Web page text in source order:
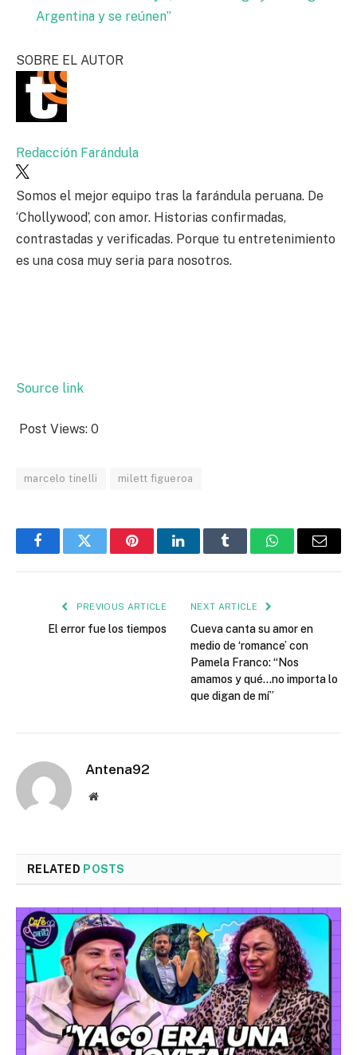
Argentina y se reúnen”
SOBRE EL AUTOR
Redacción Farándula
Somos el mejor equipo tras la farándula peruana. De
‘Chollywood’, con amor. Historias confirmadas,
contrastadas y verificadas. Porque tu entretenimiento
es una cosa muy seria para nosotros.
Source link
Post Views: 0
marcelo tinelli milett figueroa
FacebookTwitter PinterestLinkedInTumblr WhatsAppEmail
PREVIOUS ARTICLE
El error fue los tiempos
NEXT ARTICLE
Cueva canta su amor en
medio de ‘romance’ con
Pamela Franco: “Nos
amamos y qué…no importa lo
que digan de mí”
Antena92
Website
RELATED POSTS